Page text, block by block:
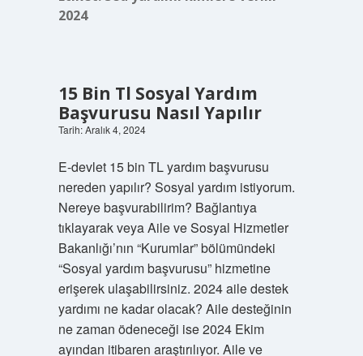
2024
15 Bin Tl Sosyal Yardım
Başvurusu Nasıl Yapılır
Tarih: Aralık 4, 2024
E-devlet 15 bin TL yardım başvurusu
nereden yapılır? Sosyal yardım istiyorum.
Nereye başvurabilirim? Bağlantıya
tıklayarak veya Aile ve Sosyal Hizmetler
Bakanlığı’nın “Kurumlar” bölümündeki
“Sosyal yardım başvurusu” hizmetine
erişerek ulaşabilirsiniz. 2024 aile destek
yardımı ne kadar olacak? Aile desteğinin
ne zaman ödeneceği ise 2024 Ekim
ayından itibaren araştırılıyor. Aile ve